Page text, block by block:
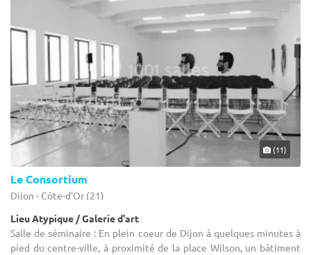
(11)
Le Consortium
Dijon - Côte-d'Or (21)
Lieu Atypique / Galerie d'art
Salle de séminaire : En plein coeur de Dijon à quelques minutes à
pied du centre-ville, à proximité de la place Wilson, un bâtiment